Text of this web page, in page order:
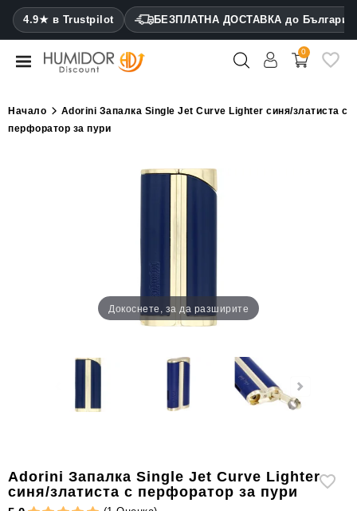
4.9★ в Trustpilot БЕЗПЛАТНА ДОСТАВКА до България
CATEGORY
Хумидори
Други
аксесоари
за
0
Начало
Аdorini Запалка Single Jet Curve Lighter синя/златиста с
перфоратор за пури
Докоснете, за да разширите
Аdorini Запалка Single Jet Curve Lighter
синя/златиста с перфоратор за пури